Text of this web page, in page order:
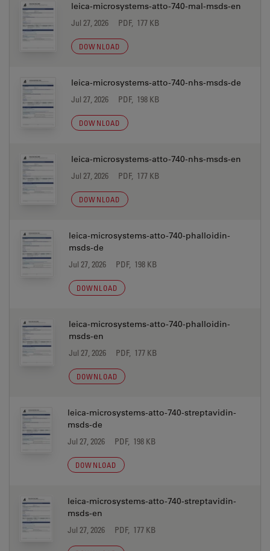
leica-microsystems-atto-740-mal-msds-en
Jul 27, 2026 PDF, 177 KB
DOWNLOAD
leica-microsystems-atto-740-nhs-msds-de
Jul 27, 2026 PDF, 198 KB
DOWNLOAD
leica-microsystems-atto-740-nhs-msds-en
Jul 27, 2026 PDF, 177 KB
DOWNLOAD
leica-microsystems-atto-740-phalloidin-
msds-de
Jul 27, 2026 PDF, 198 KB
DOWNLOAD
leica-microsystems-atto-740-phalloidin-
msds-en
Jul 27, 2026 PDF, 177 KB
DOWNLOAD
leica-microsystems-atto-740-streptavidin-
msds-de
Jul 27, 2026 PDF, 198 KB
DOWNLOAD
leica-microsystems-atto-740-streptavidin-
msds-en
Jul 27, 2026 PDF, 177 KB